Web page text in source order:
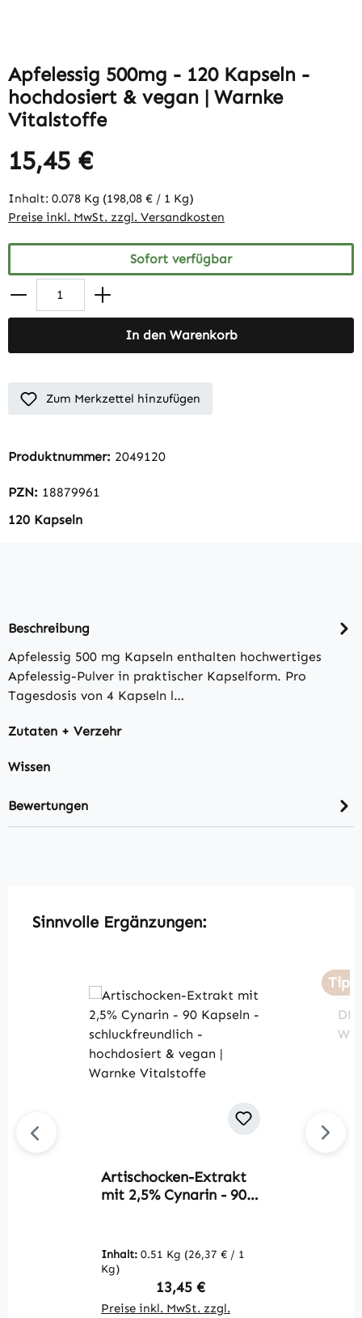
Apfelessig 500mg - 120 Kapseln -
hochdosiert & vegan | Warnke
Vitalstoffe
15,45 €
Inhalt: 0.078 Kg (198,08 € / 1 Kg)
Preise inkl. MwSt. zzgl. Versandkosten
Sofort verfügbar
In den Warenkorb
Zum Merkzettel hinzufügen
Produktnummer: 2049120
PZN: 18879961
120 Kapseln
Beschreibung
Apfelessig 500 mg Kapseln enthalten hochwertiges
Apfelessig-Pulver in praktischer Kapselform. Pro
Tagesdosis von 4 Kapseln l…
Zutaten + Verzehr
Wissen
Bewertungen
Produktgalerie überspringen
Sinnvolle Ergänzungen:
Artischocken-Extrakt
mit 2,5% Cynarin - 90
hochdosiert & vegan |
Warnke Vitalstoffe
Inhalt: 0.51 Kg (26,37 € / 1
Kg)
Regulärer Preis:
13,45 €
Preise inkl. MwSt. zzgl.
Tipp